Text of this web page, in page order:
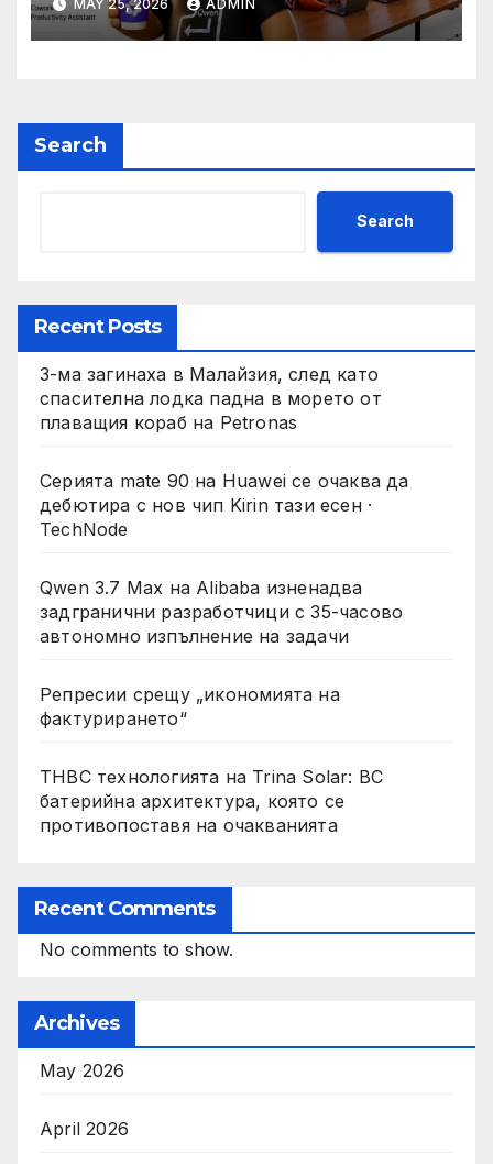
автономно изпълнение на
задачи
MAY 25, 2026 ADMIN
Search
Search
Recent Posts
3-ма загинаха в Малайзия, след като
спасителна лодка падна в морето от
плаващия кораб на Petronas
Серията mate 90 на Huawei се очаква да
дебютира с нов чип Kirin тази есен ·
TechNode
Qwen 3.7 Max на Alibaba изненадва
задгранични разработчици с 35-часово
автономно изпълнение на задачи
Репресии срещу „икономията на
фактурирането“
THBC технологията на Trina Solar: BC
батерийна архитектура, която се
противопоставя на очакванията
Recent Comments
No comments to show.
Archives
May 2026
April 2026